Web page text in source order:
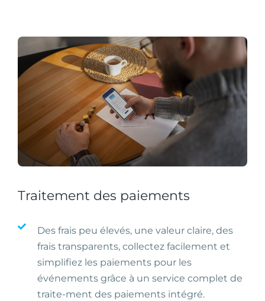
Traitement des paiements
Des frais peu élevés, une valeur claire, des
frais transparents, collectez facilement et
simplifiez les paiements pour les
événements grâce à un service complet de
traite-ment des paiements intégré.